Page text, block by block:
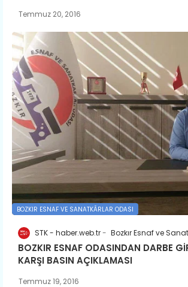
Temmuz 20, 2016
BOZKIR ESNAF VE SANATKÂRLAR ODASI
STK - haber.web.tr Bozkır Esnaf ve
BOZKIR ESNAF ODASINDAN DARBE
KARŞI BASIN AÇIKLAMASI
Temmuz 19, 2016